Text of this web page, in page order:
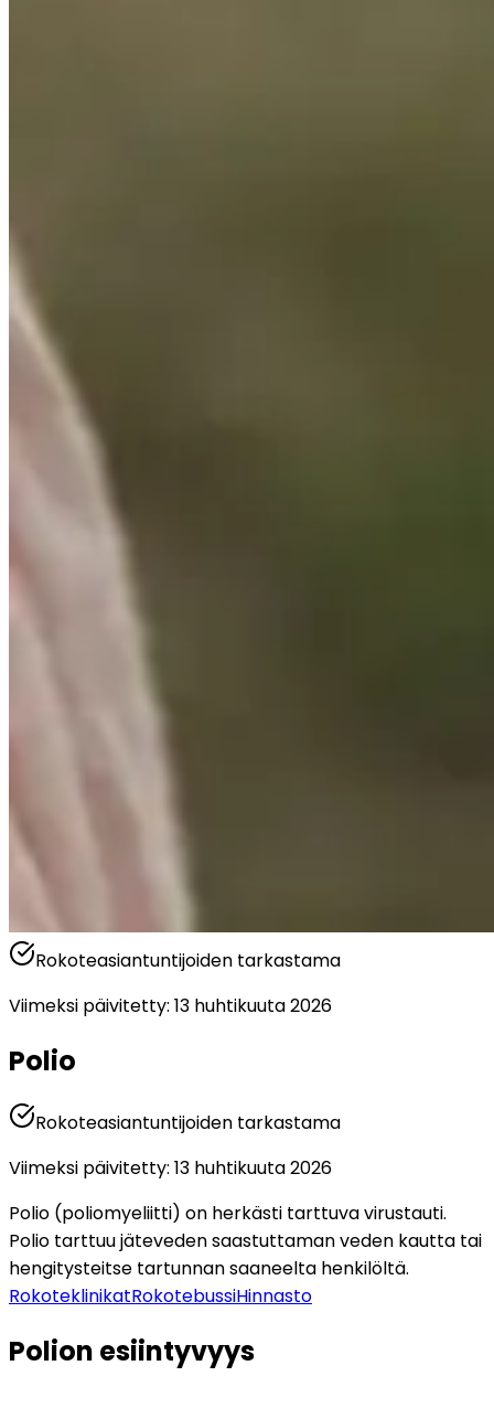
Rokoteasiantuntijoiden tarkastama
Viimeksi päivitetty: 13 huhtikuuta 2026
Polio
Rokoteasiantuntijoiden tarkastama
Viimeksi päivitetty: 13 huhtikuuta 2026
Polio (poliomyeliitti) on herkästi tarttuva virustauti.
Polio tarttuu jäteveden saastuttaman veden kautta tai
hengitysteitse tartunnan saaneelta henkilöltä.
RokoteklinikatRokotebussiHinnasto
Polion esiintyvyys